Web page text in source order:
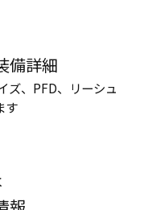
備詳細
ズ、PFD、リーシュ
す